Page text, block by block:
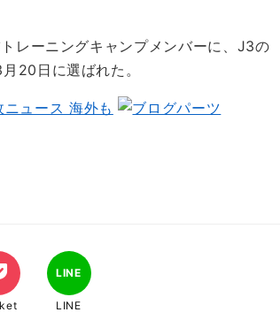
レーニングキャンプメンバーに、J3の
20日に選ばれた。
ュース 海外も
LINE
LINE